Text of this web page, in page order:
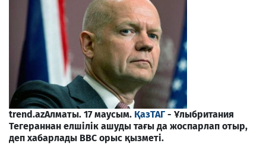
trend.azАлматы. 17 маусым. ҚазТАГ - Ұлыбритания
Тегераннан елшілік ашуды тағы да жоспарлап отыр,
деп хабарлады ВВС орыс қызметі.